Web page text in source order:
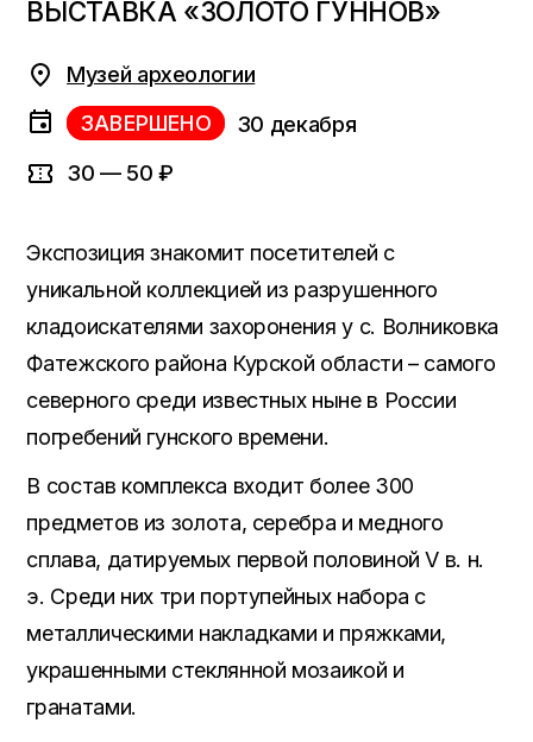
ВЫСТАВКА «ЗОЛОТО ГУННОВ»
Музей археологии
ЗАВЕРШЕНО
30 декабря
30 — 50 ₽
Экспозиция знакомит посетителей с
уникальной коллекцией из разрушенного
кладоискателями захоронения у с. Волниковка
Фатежского района Курской области – самого
северного среди известных ныне в России
погребений гунского времени.
В состав комплекса входит более 300
предметов из золота, серебра и медного
сплава, датируемых первой половиной V в. н.
э. Среди них три портупейных набора с
металлическими накладками и пряжками,
украшенными стеклянной мозаикой и
гранатами.